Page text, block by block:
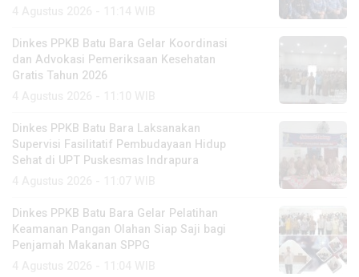
Dinkes PPKB Batu Bara Gelar Koordinasi
dan Advokasi Pemeriksaan Kesehatan
Gratis Tahun 2026
Dinkes PPKB Batu Bara Laksanakan
Supervisi Fasilitatif Pembudayaan Hidup
Sehat di UPT Puskesmas Indrapura
Dinkes PPKB Batu Bara Gelar Pelatihan
Keamanan Pangan Olahan Siap Saji bagi
Penjamah Makanan SPPG